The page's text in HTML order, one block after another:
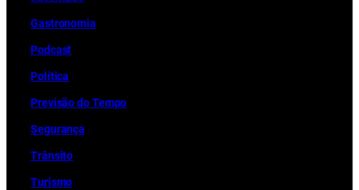
Gastronomia
Podcast
Política
Previsão do Tempo
Segurança
Trânsito
Turismo